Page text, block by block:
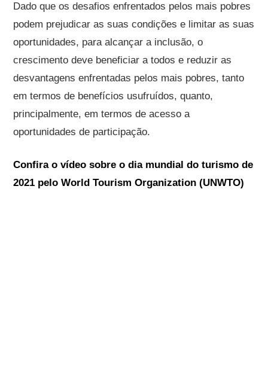
Dado que os desafios enfrentados pelos mais pobres
podem prejudicar as suas condições e limitar as suas
oportunidades, para alcançar a inclusão, o
crescimento deve beneficiar a todos e reduzir as
desvantagens enfrentadas pelos mais pobres, tanto
em termos de benefícios usufruídos, quanto,
principalmente, em termos de acesso a
oportunidades de participação.
Confira o vídeo sobre o dia mundial do turismo de
2021 pelo World Tourism Organization (UNWTO)